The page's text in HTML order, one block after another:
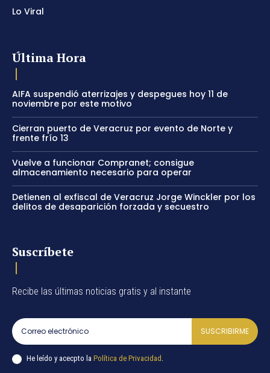
Lo Viral
Última Hora
AIFA suspendió aterrizajes y despegues hoy 11 de
noviembre por este motivo
Cierran puerto de Veracruz por evento de Norte y
frente frío 13
Vuelve a funcionar Compranet; consigue
almacenamiento necesario para operar
Detienen al exfiscal de Veracruz Jorge Winckler por los
delitos de desaparición forzada y secuestro
Suscríbete
Recibe las últimas noticias gratis y al instante
SUSCRIBIRME
He leído y acecpto la Política de Privacidad .